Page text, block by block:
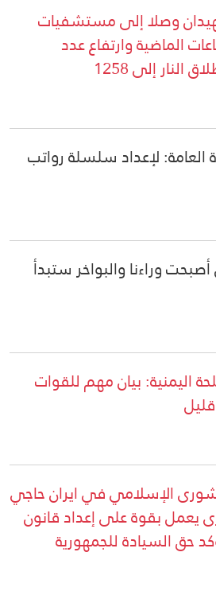
وصلا إلى مستشفيات
الماضية وارتفاع عدد
إلى 1258
العامة: لإعداد سلسلة رواتب
وراءنا والبواخر ستبدأ
اليمنية: بيان مهم للقوات
الإسلامي في ايران حاجي
يعمل بقوة على إعداد قانون
حق السيادة للجمهورية